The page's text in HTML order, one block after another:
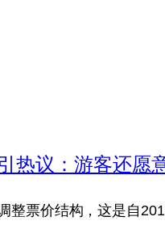
热议：游客还愿
整票价结构，这是自